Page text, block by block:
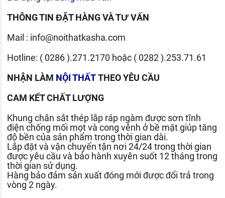
THÔNG TIN ĐẶT HÀNG VÀ TƯ VẤN
Mail : info@noithatkasha.com
Hotline: ( 0286 ).271.2170 hoặc ( 0282 ).253.71.61
NHẬN LÀM NỘI THẤTTHEO YÊU CẦU
CAM KẾT CHẤT LƯỢNG
Khung chân sắt thép lắp ráp ngàm được sơn tĩnh
điện chống mối mọt và cong vênh ở bề mặt giúp tăng
độ bền của sản phẩm trong thời gian dài.
Lắp đặt và vận chuyển tận nơi 24/24 trong thời gian
được yêu cầu và bảo hành xuyên suốt 12 tháng trong
thời gian sử dụng.
Hàng bảo đảm sản xuất đóng mới được đổi trả trong
vòng 2 ngày.